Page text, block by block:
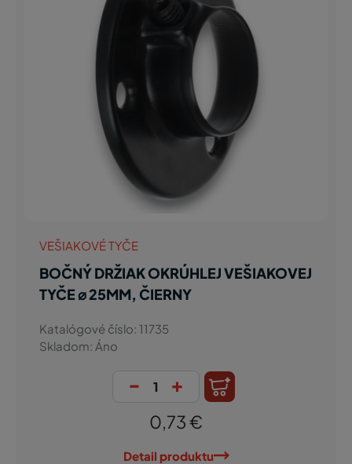
VEŠIAKOVÉ TYČE
BOČNÝ DRŽIAK OKRÚHLEJ VEŠIAKOVEJ
TYČE ⌀ 25MM, ČIERNY
Katalógové číslo: 11735
Skladom: Áno
- +
0,73 €
Detail produktu